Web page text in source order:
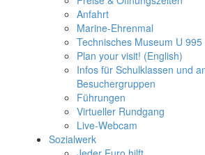
Anfahrt
Marine-Ehrenmal
Technisches Museum U 995
Plan your visit! (English)
Infos für Schulklassen und
Besuchergruppen
Führungen
Virtueller Rundgang
Live-Webcam
Sozialwerk